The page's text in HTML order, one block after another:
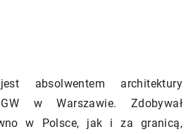
absolwentem architektury
w Warszawie. Zdobywał
w Polsce, jak i za granicą,